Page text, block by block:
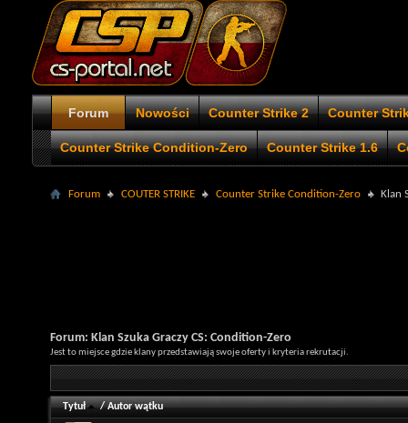
Forum Nowości Counter Strike 2 Counter
Counter Strike Condition-Zero Counter Strike 1.6
Forum COUTER STRIKE Counter Strike Condition-Zero Klan
Forum: Klan Szuka Graczy CS: Condition-Zero
Jest to miejsce gdzie klany przedstawiają swoje oferty i kryteria rekrutacji.
Tytuł /Autor wątku